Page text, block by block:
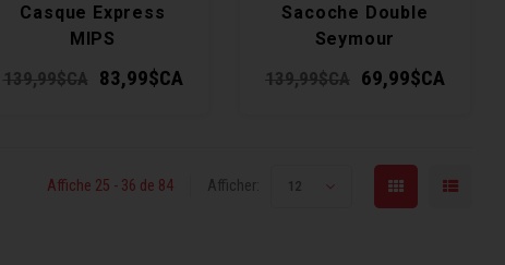
Casque Express
MIPS
139,99$CA 83,99$CA
Sacoche Double
Seymour
Oceanweave 22L
139,99$CA 69,99$CA
Affiche 25 - 36 de 84 Afficher: 12